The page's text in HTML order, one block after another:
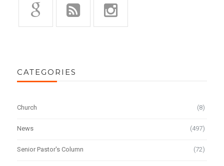
CATEGORIES
Church (8)
News (497)
Senior Pastor's Column (72)